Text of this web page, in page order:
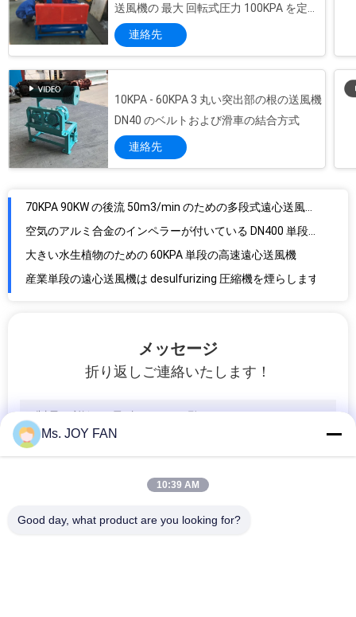
送風機の 最大 回転式圧力 100KPA を定着
させます
連絡先
10KPA - 60KPA 3 丸い突出部の根の送風機
DN40 のベルトおよび滑車の結合方式
連絡先
空気のアルミ合金のインペラーが付いている DN400 単段の遠心送風機
大きい水生植物のための 60KPA 単段の高速遠心送風機
産業単段の遠心送風機は desulfurizing 圧縮機を煙らします
バイオガス、可燃性および腐食性のガスの使用、DIIBT4 モーター送風機のための石炭ガスの送風機
プロフェッショナル 鍛造鉄 圧力 10-80KPA の 3 葉根吹風機
高速遠心単段の遠心送風機50kpa - 100kpa
メッセージ
折り返しご連絡いたします！
Ms. JOY FAN
10:39 AM
Good day, what product are you looking for?